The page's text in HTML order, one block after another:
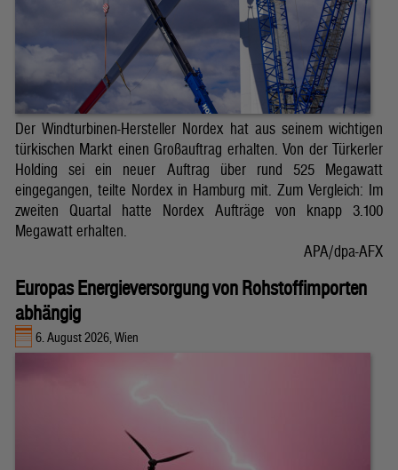
Der Windturbinen-Hersteller Nordex hat aus seinem wichtigen
türkischen Markt einen Großauftrag erhalten. Von der Türkerler
Holding sei ein neuer Auftrag über rund 525 Megawatt
eingegangen, teilte Nordex in Hamburg mit. Zum Vergleich: Im
zweiten Quartal hatte Nordex Aufträge von knapp 3.100
Megawatt erhalten.
APA/dpa-AFX
Europas Energieversorgung von Rohstoffimporten
abhängig
6. August 2026, Wien